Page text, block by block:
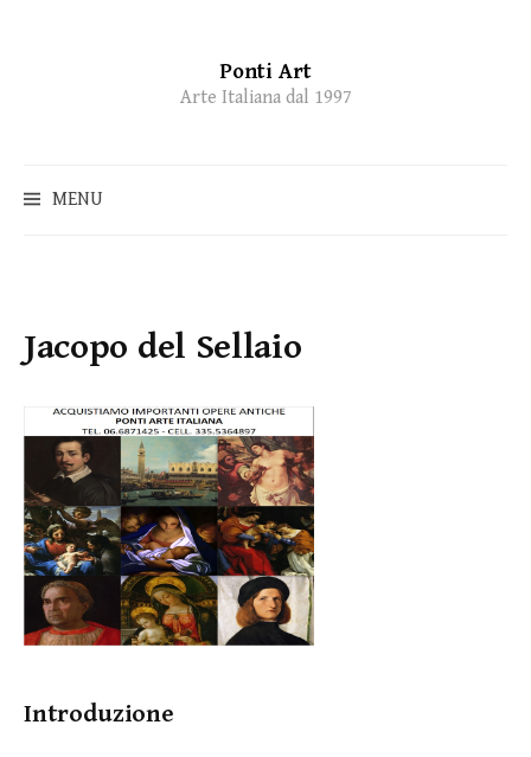
Ponti Art
Arte Italiana dal 1997
MENU
Jacopo del Sellaio
Introduzione